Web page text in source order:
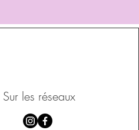
Sur les réseaux